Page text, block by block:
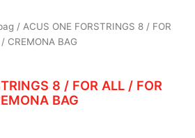
/ ACUS ONE FORSTRINGS 8 / FOR
CREMONA BAG
8 / FOR ALL / FOR
BAG